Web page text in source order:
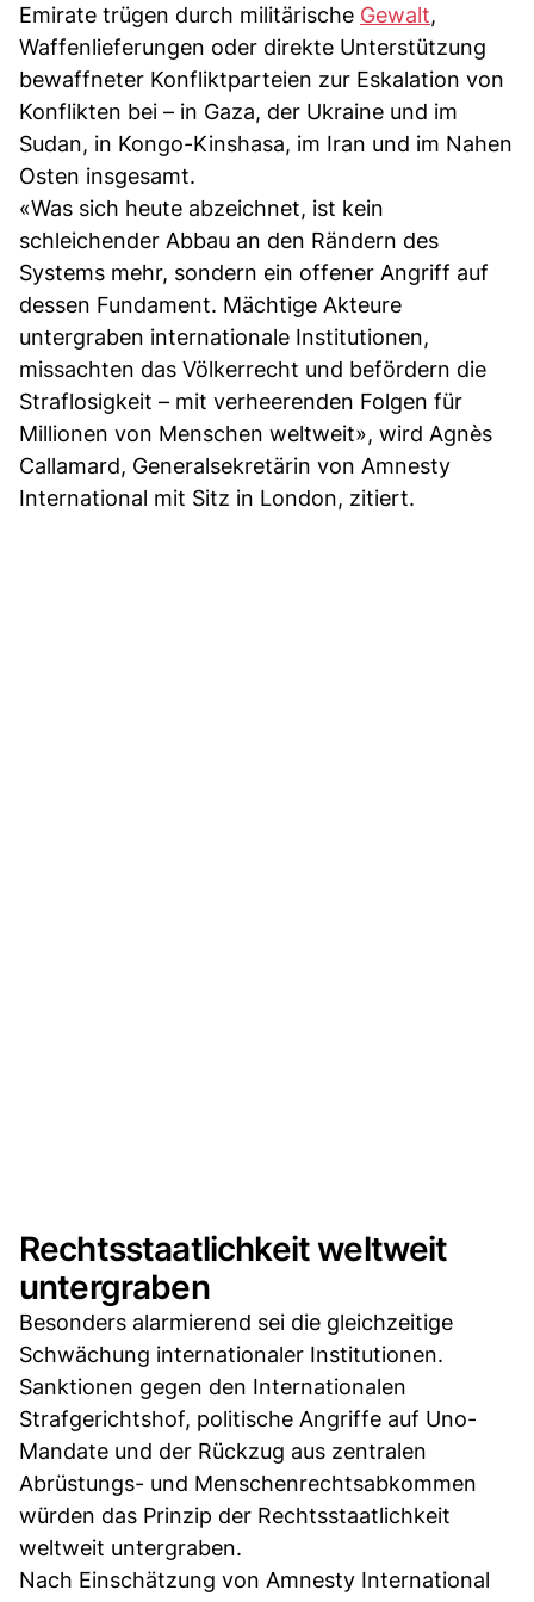
Emirate trügen durch militärische Gewalt,
Waffenlieferungen oder direkte Unterstützung
bewaffneter Konfliktparteien zur Eskalation von
Konflikten bei – in Gaza, der Ukraine und im
Sudan, in Kongo-Kinshasa, im Iran und im Nahen
Osten insgesamt.
«Was sich heute abzeichnet, ist kein
schleichender Abbau an den Rändern des
Systems mehr, sondern ein offener Angriff auf
dessen Fundament. Mächtige Akteure
untergraben internationale Institutionen,
missachten das Völkerrecht und befördern die
Straflosigkeit – mit verheerenden Folgen für
Millionen von Menschen weltweit», wird Agnès
Callamard, Generalsekretärin von Amnesty
International mit Sitz in London, zitiert.
Rechtsstaatlichkeit weltweit
untergraben
Besonders alarmierend sei die gleichzeitige
Schwächung internationaler Institutionen.
Sanktionen gegen den Internationalen
Strafgerichtshof, politische Angriffe auf Uno-
Mandate und der Rückzug aus zentralen
Abrüstungs- und Menschenrechtsabkommen
würden das Prinzip der Rechtsstaatlichkeit
weltweit untergraben.
Nach Einschätzung von Amnesty International